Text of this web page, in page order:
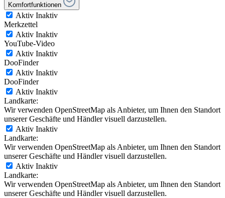
Komfortfunktionen
Aktiv Inaktiv
Merkzettel
Aktiv Inaktiv
YouTube-Video
Aktiv Inaktiv
DooFinder
Aktiv Inaktiv
DooFinder
Aktiv Inaktiv
Landkarte:
Wir verwenden OpenStreetMap als Anbieter, um Ihnen den Standort
unserer Geschäfte und Händler visuell darzustellen.
Aktiv Inaktiv
Landkarte:
Wir verwenden OpenStreetMap als Anbieter, um Ihnen den Standort
unserer Geschäfte und Händler visuell darzustellen.
Aktiv Inaktiv
Landkarte:
Wir verwenden OpenStreetMap als Anbieter, um Ihnen den Standort
unserer Geschäfte und Händler visuell darzustellen.